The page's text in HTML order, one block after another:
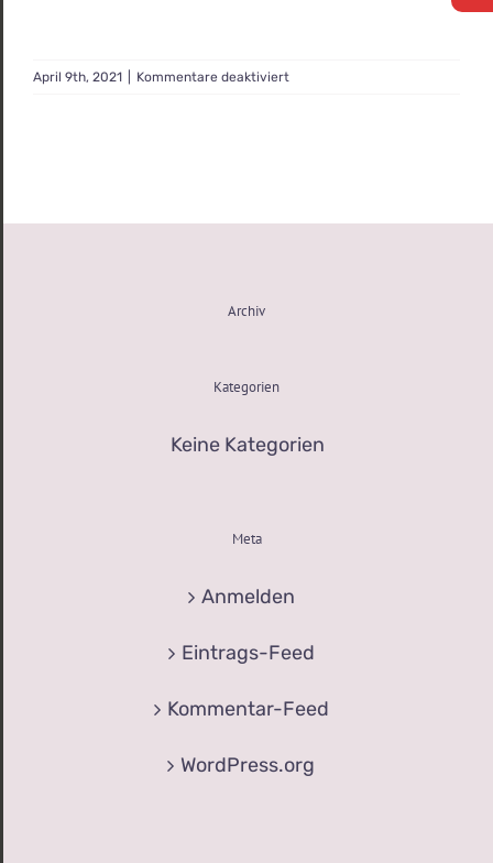
April 9th, 2021 Kommentare deaktiviertfür
Archiv
Kategorien
Keine Kategorien
Meta
Anmelden
Eintrags-Feed
Kommentar-Feed
WordPress.org